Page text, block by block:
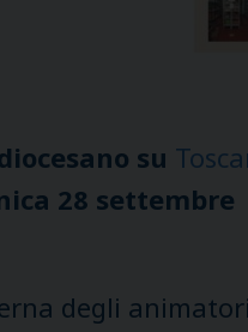
su
28 settembre
degli